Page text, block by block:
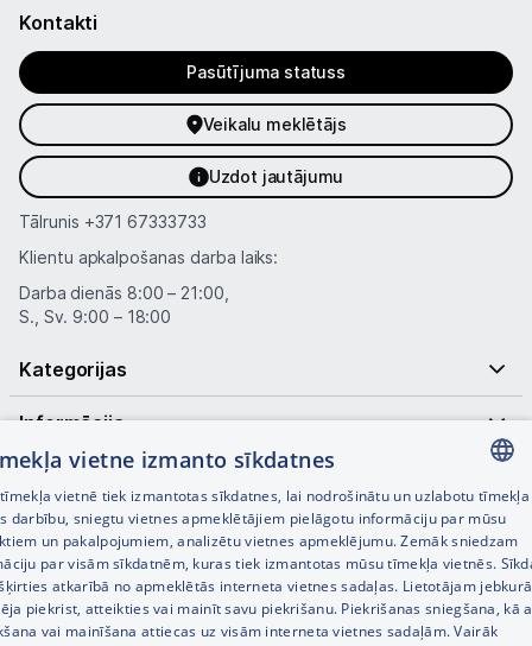
Kontakti
Pasūtījuma statuss
Veikalu meklētājs
Uzdot jautājumu
Tālrunis +371 67333733
Klientu apkalpošanas darba laiks:
Darba dienās 8:00 – 21:00,
S., Sv. 9:00 – 18:00
Kategorijas
Informācija
Noderīgas saites
LATVIAN
RUSSIAN
ENGLISH
vietne izmanto sīkdatnes
vietnē tiek izmantotas sīkdatnes, lai nodrošinātu un uzlabotu tīmekļa
darbību, sniegtu vietnes apmeklētājiem pielāgotu informāciju par mūsu
un pakalpojumiem, analizētu vietnes apmeklējumu. Zemāk sniedzam
par visām sīkdatnēm, kuras tiek izmantotas mūsu tīmekļa vietnēs.
atkarībā no apmeklētās interneta vietnes sadaļas. Lietotājam
piekrist, atteikties vai mainīt savu piekrišanu. Piekrišanas sniegšana, kā
vai mainīšana attiecas uz visām interneta vietnes sadaļām. Vairāk